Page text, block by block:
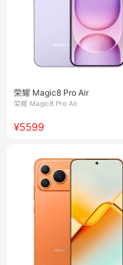
荣耀 Magic8 Pro Air
荣耀 Magic8 Pro Air
¥5599